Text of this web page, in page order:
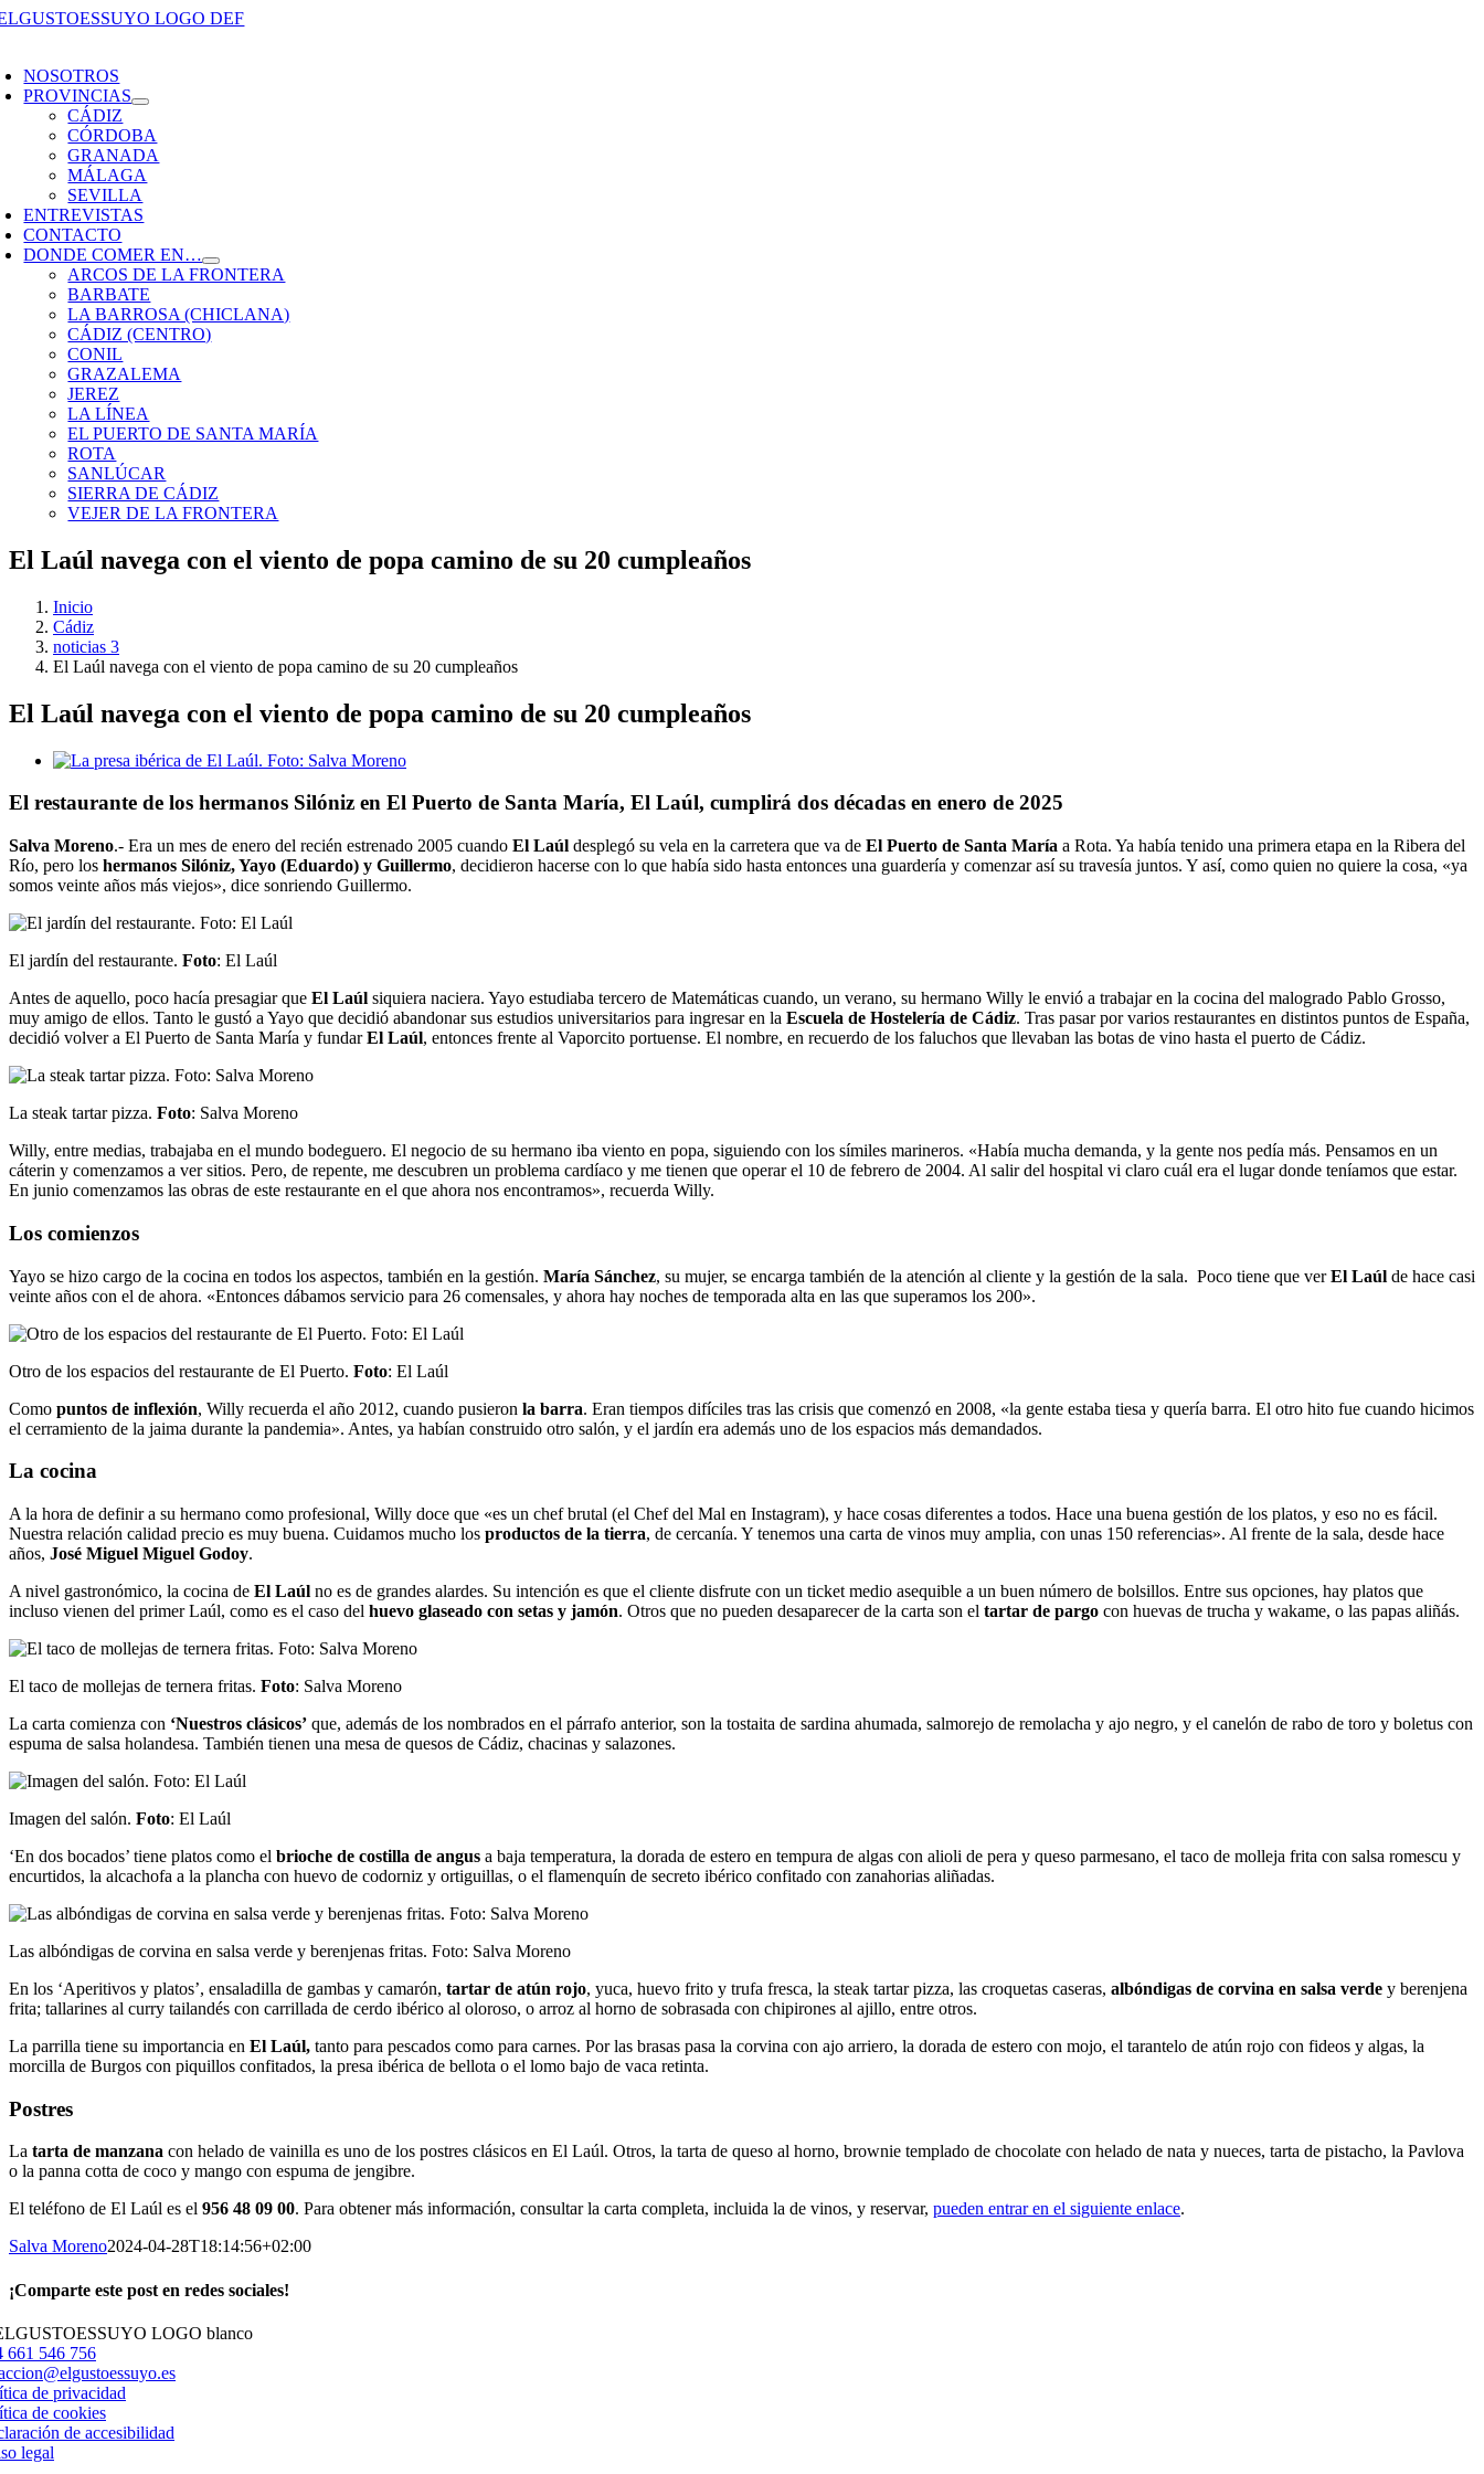
Saltar
NOSOTROS
PROVINCIAS
CÁDIZ
CÓRDOBA
GRANADA
MÁLAGA
SEVILLA
ENTREVISTAS
CONTACTO
DONDE COMER EN…
ARCOS DE LA FRONTERA
BARBATE
LA BARROSA (CHICLANA)
CÁDIZ (CENTRO)
CONIL
GRAZALEMA
JEREZ
LA LÍNEA
EL PUERTO DE SANTA MARÍA
ROTA
SANLÚCAR
SIERRA DE CÁDIZ
VEJER DE LA FRONTERA
El Laúl navega con el viento de popa camino de su 20 cumpleaños
Inicio
Cádiz
noticias 3
El Laúl navega con el viento de popa camino de su 20 cumpleaños
El Laúl navega con el viento de popa camino de su 20 cumpleaños
Ver
más
El restaurante de los hermanos Silóniz en El Puerto de Santa María, El Laúl, cumplirá dos décadas en enero de 2025
Salva Moreno.- Era un mes de enero del recién estrenado 2005 cuando El Laúl desplegó su vela en la carretera que va de El Puerto de Santa María a Rota. Ya había tenido una primera etapa en la Ribera del
Río, pero los hermanos Silóniz, Yayo (Eduardo) y Guillermo, decidieron hacerse con lo que había sido hasta entonces una guardería y comenzar así su travesía juntos. Y así, como quien no quiere la cosa, «ya
somos veinte años más viejos», dice sonriendo Guillermo.
El jardín del restaurante. Foto: El Laúl
Antes de aquello, poco hacía presagiar que El Laúl siquiera naciera. Yayo estudiaba tercero de Matemáticas cuando, un verano, su hermano Willy le envió a trabajar en la cocina del malogrado Pablo Grosso,
muy amigo de ellos. Tanto le gustó a Yayo que decidió abandonar sus estudios universitarios para ingresar en la Escuela de Hostelería de Cádiz. Tras pasar por varios restaurantes en distintos puntos de España,
decidió volver a El Puerto de Santa María y fundarEl Laúl, entonces frente al Vaporcito portuense. El nombre, en recuerdo de los faluchos que llevaban las botas de vino hasta el puerto de Cádiz.
La steak tartar pizza. Foto: Salva Moreno
Willy, entre medias, trabajaba en el mundo bodeguero. El negocio de su hermano iba viento en popa, siguiendo con los símiles marineros. «Había mucha demanda, y la gente nos pedía más. Pensamos en un
cáterin y comenzamos a ver sitios. Pero, de repente, me descubren un problema cardíaco y me tienen que operar el 10 de febrero de 2004. Al salir del hospital vi claro cuál era el lugar donde teníamos que estar.
En junio comenzamos las obras de este restaurante en el que ahora nos encontramos», recuerda Willy.
Los comienzos
Yayo se hizo cargo de la cocina en todos los aspectos, también en la gestión. María Sánchez, su mujer, se encarga también de la atención al cliente y la gestión de la sala. Poco tiene que verEl Laúl de hace casi
veinte años con el de ahora. «Entonces dábamos servicio para 26 comensales, y ahora hay noches de temporada alta en las que superamos los 200».
Otro de los espacios del restaurante de El Puerto. Foto: El Laúl
Como puntos de inflexión, Willy recuerda el año 2012, cuando pusieron la barra. Eran tiempos difíciles tras las crisis que comenzó en 2008, «la gente estaba tiesa y quería barra. El otro hito fue cuando hicimos
el cerramiento de la jaima durante la pandemia». Antes, ya habían construido otro salón, y el jardín era además uno de los espacios más demandados.
La cocina
A la hora de definir a su hermano como profesional, Willy doce que «es un chef brutal (el Chef del Mal en Instagram), y hace cosas diferentes a todos. Hace una buena gestión de los platos, y eso no es fácil.
Nuestra relación calidad precio es muy buena. Cuidamos mucho los productos de la tierra, de cercanía. Y tenemos una carta de vinos muy amplia, con unas 150 referencias». Al frente de la sala, desde hace
años, José Miguel Miguel Godoy.
A nivel gastronómico, la cocina de El Laúl no es de grandes alardes. Su intención es que el cliente disfrute con un ticket medio asequible a un buen número de bolsillos. Entre sus opciones, hay platos que
incluso vienen del primer Laúl, como es el caso del huevo glaseado con setas y jamón. Otros que no pueden desaparecer de la carta son el tartar de pargo con huevas de trucha y wakame, o las papas aliñás.
El taco de mollejas de ternera fritas. Foto: Salva Moreno
La carta comienza con ‘Nuestros clásicos’ que, además de los nombrados en el párrafo anterior, son la tostaita de sardina ahumada, salmorejo de remolacha y ajo negro, y el canelón de rabo de toro y boletus con
espuma de salsa holandesa. También tienen una mesa de quesos de Cádiz, chacinas y salazones.
Imagen del salón. Foto: El Laúl
‘En dos bocados’ tiene platos como el brioche de costilla de angus a baja temperatura, la dorada de estero en tempura de algas con alioli de pera y queso parmesano, el taco de molleja frita con salsa romescu y
encurtidos, la alcachofa a la plancha con huevo de codorniz y ortiguillas, o el flamenquín de secreto ibérico confitado con zanahorias aliñadas.
Las albóndigas de corvina en salsa verde y berenjenas fritas. Foto: Salva Moreno
En los ‘Aperitivos y platos’, ensaladilla de gambas y camarón, tartar de atún rojo, yuca, huevo frito y trufa fresca, la steak tartar pizza, las croquetas caseras, albóndigas de corvina en salsa verde y berenjena
frita; tallarines al curry tailandés con carrillada de cerdo ibérico al oloroso, o arroz al horno de sobrasada con chipirones al ajillo, entre otros.
La parrilla tiene su importancia en El Laúl, tanto para pescados como para carnes. Por las brasas pasa la corvina con ajo arriero, la dorada de estero con mojo, el tarantelo de atún rojo con fideos y algas, la
morcilla de Burgos con piquillos confitados, la presa ibérica de bellota o el lomo bajo de vaca retinta.
Postres
La tarta de manzana con helado de vainilla es uno de los postres clásicos en El Laúl. Otros, la tarta de queso al horno, brownie templado de chocolate con helado de nata y nueces, tarta de pistacho, la Pavlova
o la panna cotta de coco y mango con espuma de jengibre.
El teléfono de El Laúl es el 956 48 09 00. Para obtener más información, consultar la carta completa, incluida la de vinos, y reservar, pueden entrar en el siguiente enlace.
Salva Moreno2024-04-28T18:14:56+02:00
¡Comparte este post en redes sociales!
Facebook
X
LinkedIn
WhatsApp
Correo
electrónico
661 546 756
de privacidad
de cookies
de accesibilidad
legal